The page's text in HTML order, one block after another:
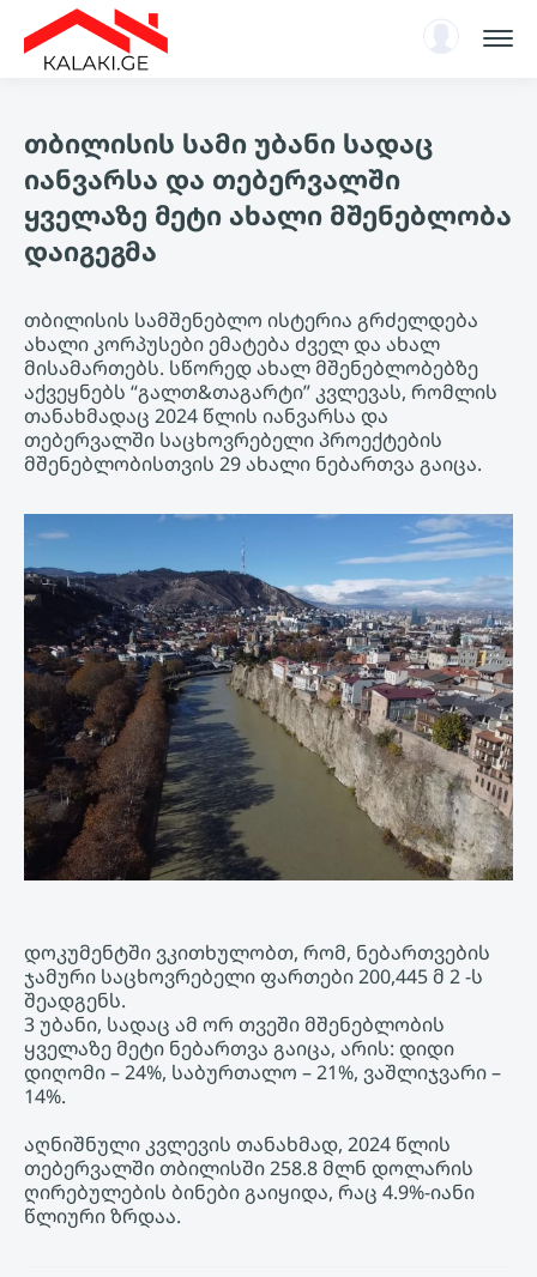
სარჩევი
ენციკლოპედია
ახალი ამბები, ანალიტიკა
ავტორიზაცია
თბილისის სამი უბანი სადაც
იანვარსა და თებერვალში
ყველაზე მეტი ახალი მშენებლობა
დაიგეგმა
თბილისის სამშენებლო ისტერია გრძელდება
ახალი კორპუსები ემატება ძველ და ახალ
მისამართებს. სწორედ ახალ მშენებლობებზე
აქვეყნებს “გალთ&თაგარტი” კვლევას, რომლის
თანახმადაც 2024 წლის იანვარსა და
თებერვალში საცხოვრებელი პროექტების
მშენებლობისთვის 29 ახალი ნებართვა გაიცა.
დოკუმენტში ვკითხულობთ, რომ, ნებართვების
ჯამური საცხოვრებელი ფართები 200,445 მ 2 -ს
შეადგენს.
3 უბანი, სადაც ამ ორ თვეში მშენებლობის
ყველაზე მეტი ნებართვა გაიცა, არის: დიდი
დიღომი – 24%, საბურთალო – 21%, ვაშლიჯვარი –
14%.
აღნიშნული კვლევის თანახმად, 2024 წლის
თებერვალში თბილისში 258.8 მლნ დოლარის
ღირებულების ბინები გაიყიდა, რაც 4.9%-იანი
წლიური ზრდაა.